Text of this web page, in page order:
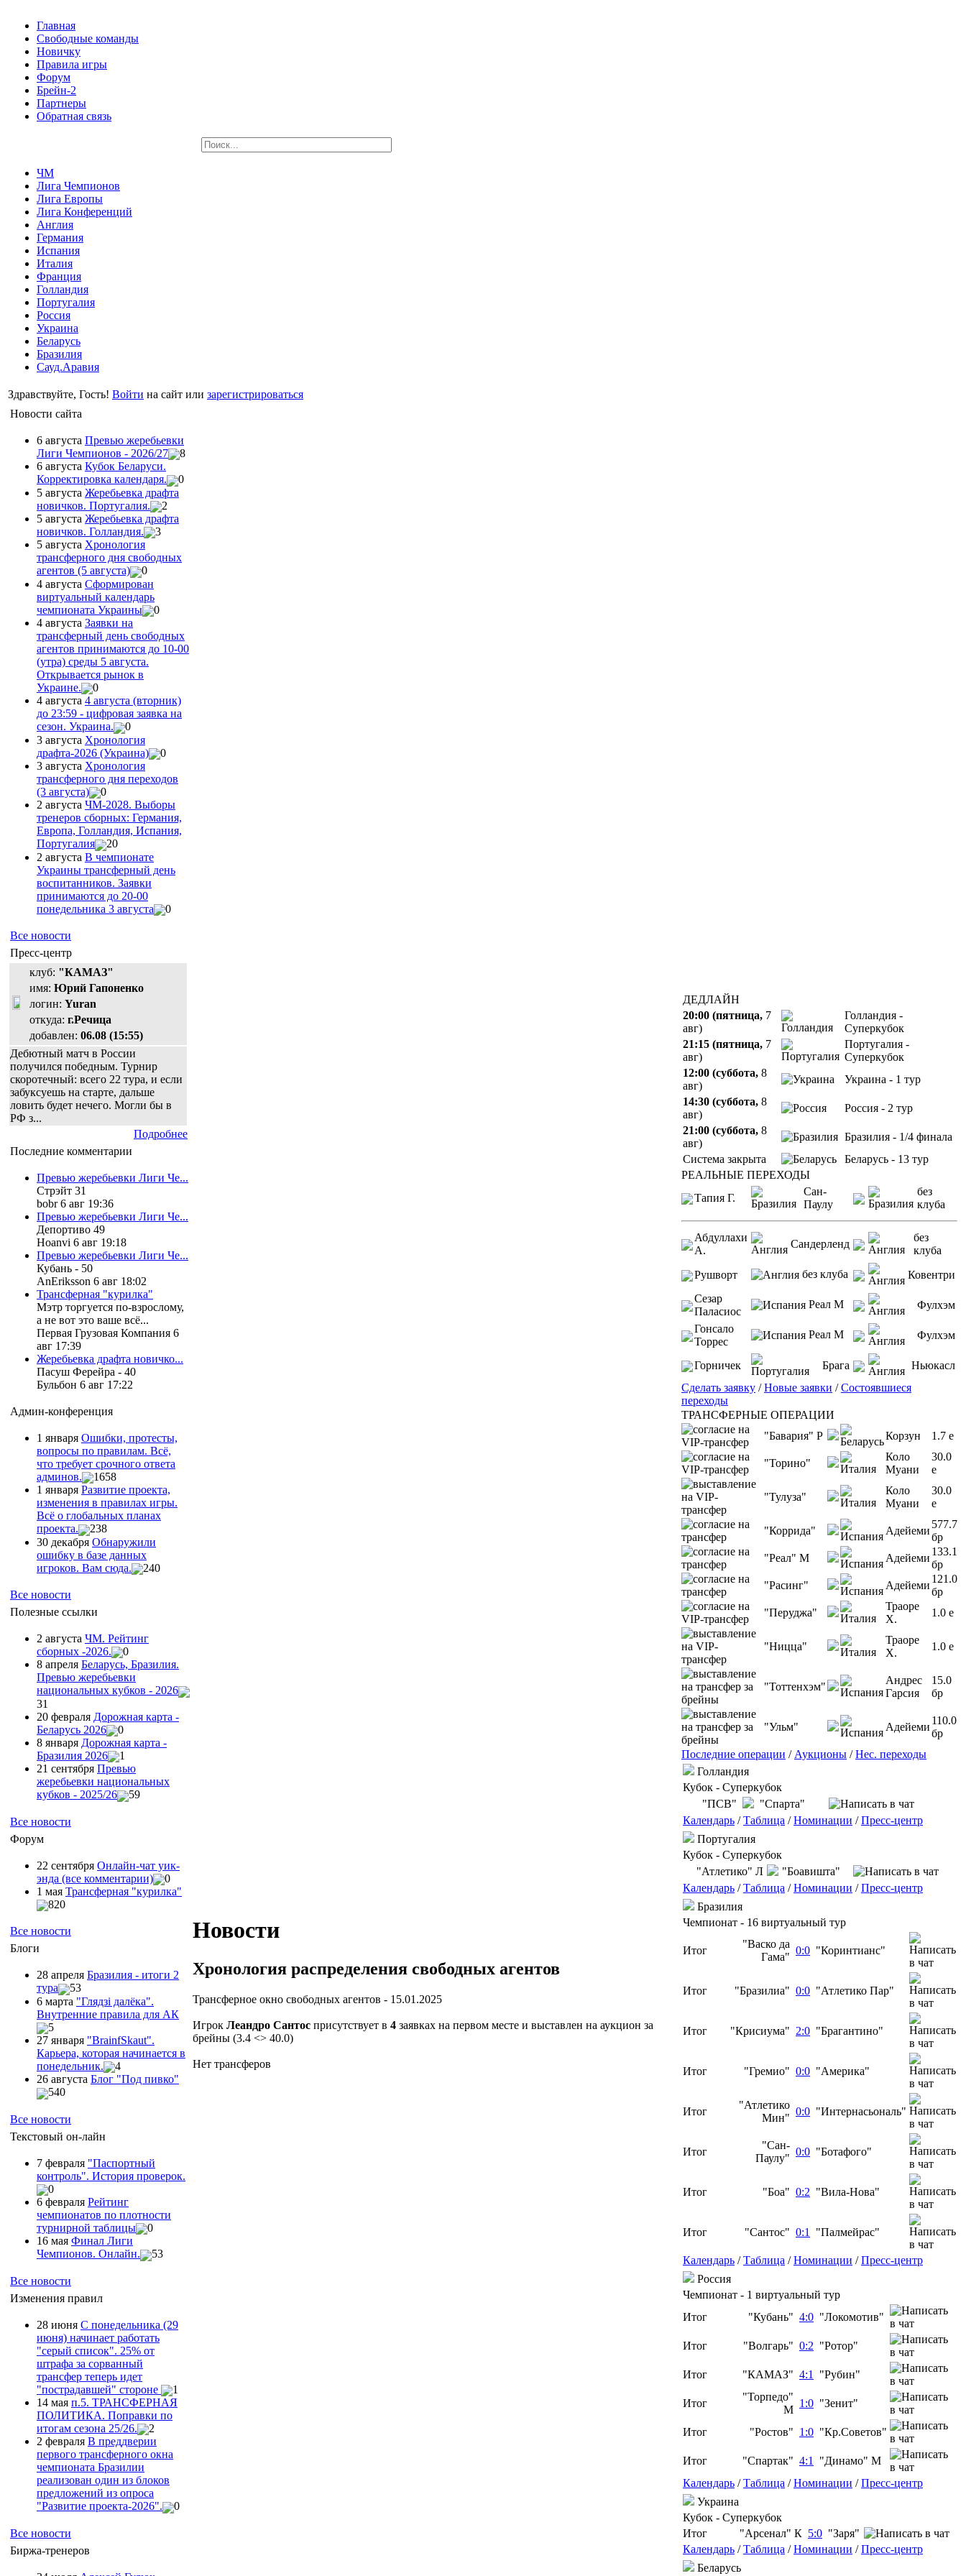
Главная
Свободные команды
Новичку
Правила игры
Форум
Брейн-2
Партнеры
Обратная связь
ЧМ
Лига Чемпионов
Лига Европы
Лига Конференций
Англия
Германия
Испания
Италия
Франция
Голландия
Португалия
Россия
Украина
Беларусь
Бразилия
Сауд.Аравия
Здравствуйте, Гость! Войти на сайт или зарегистрироваться
Новости сайта
6 августа Превью жеребьевки
Лиги Чемпионов - 2026/27
8
6 августа Кубок Беларуси.
Корректировка календаря.
0
5 августа Жеребьевка драфта
новичков. Португалия.
2
5 августа Жеребьевка драфта
новичков. Голландия.
3
5 августа Хронология
трансферного дня свободных
агентов (5 августа)
0
4 августа Сформирован
виртуальный календарь
чемпионата Украины
0
4 августа Заявки на
трансферный день свободных
агентов принимаются до 10-00
(утра) среды 5 августа.
Открывается рынок в
Украине.
0
4 августа 4 августа (вторник)
до 23:59 - цифровая заявка на
сезон. Украина.
0
3 августа Хронология
драфта-2026 (Украина)
0
3 августа Хронология
трансферного дня переходов
(3 августа)
0
2 августа ЧМ-2028. Выборы
тренеров сборных: Германия,
Европа, Голландия, Испания,
Португалия
20
2 августа В чемпионате
Украины трансферный день
воспитанников. Заявки
принимаются до 20-00
понедельника 3 августа
0
Все новости
Пресс-центр
клуб: "КАМАЗ"
имя: Юрий Гапоненко
логин: Yuran
откуда: г.Речица
добавлен: 06.08 (15:55)
Дебютный матч в России
получился победным. Турнир
скоротечный: всего 22 тура, и если
забуксуешь на старте, дальше
ловить будет нечего. Могли бы в
РФ з...
Подробнее
Последние комментарии
Превью жеребьевки Лиги Че...
Стрэйт 31
bobr 6 авг 19:36
Превью жеребьевки Лиги Че...
Депортиво 49
Hoanvi 6 авг 19:18
Превью жеребьевки Лиги Че...
Кубань - 50
AnEriksson 6 авг 18:02
Трансферная "курилка"
Мэтр торгуется по-взрослому,
а не вот это ваше всё...
Первая Грузовая Компания 6
авг 17:39
Жеребьевка драфта новичко...
Пасуш Ферейра - 40
Бульбон 6 авг 17:22
Админ-конференция
1 января Ошибки, протесты,
вопросы по правилам. Всё,
что требует срочного ответа
админов.
1658
1 января Развитие проекта,
изменения в правилах игры.
Всё о глобальных планах
проекта.
238
30 декабря Обнаружили
ошибку в базе данных
игроков. Вам сюда.
240
Все новости
Полезные ссылки
2 августа ЧМ. Рейтинг
сборных -2026.
0
8 апреля Беларусь, Бразилия.
Превью жеребьевки
национальных кубков - 2026
31
20 февраля Дорожная карта -
Беларусь 2026
0
8 января Дорожная карта -
Бразилия 2026
1
21 сентября Превью
жеребьевки национальных
кубков - 2025/26
59
Все новости
Форум
22 сентября Онлайн-чат уик-
энда (все комментарии)
0
1 мая Трансферная "курилка"
820
Все новости
Блоги
28 апреля Бразилия - итоги 2
тура
53
6 марта "Глядзi далёка".
Внутренние правила для АК
5
27 января "ВrainfSkaut".
Карьера, которая начинается в
понедельник.
4
26 августа Блог "Под пивко"
540
Все новости
Текстовый он-лайн
7 февраля "Паспортный
контроль". История проверок.
0
6 февраля Рейтинг
чемпионатов по плотности
турнирной таблицы
0
16 мая Финал Лиги
Чемпионов. Онлайн.
53
Все новости
Изменения правил
28 июня С понедельника (29
июня) начинает работать
"серый список". 25% от
штрафа за сорванный
трансфер теперь идет
"пострадавшей" стороне
1
14 мая п.5. ТРАНСФЕРНАЯ
ПОЛИТИКА. Поправки по
итогам сезона 25/26.
2
2 февраля В преддверии
первого трансферного окна
чемпионата Бразилии
реализован один из блоков
предложений из опроса
"Развитие проекта-2026".
0
Все новости
Биржа-тренеров
Новости
Хронология распределения свободных агентов
Трансферное окно свободных агентов - 15.01.2025
Игрок Леандро Сантос присутствует в 4 заявках на первом месте и выставлен на аукцион за
брейны (3.4 <> 40.0)
Нет трансферов
ДЕДЛАЙН
20:00 (пятница, 7
авг)
Голландия -
Суперкубок
21:15 (пятница, 7
авг)
Португалия -
Суперкубок
12:00 (суббота, 8
авг)
Украина - 1 тур
14:30 (суббота, 8
авг)
Россия - 2 тур
21:00 (суббота, 8
авг)
Бразилия - 1/4 финала
Система закрыта
Беларусь - 13 тур
РЕАЛЬНЫЕ ПЕРЕХОДЫ
Тапия Г.
Сан-
Паулу
без
клуба
Абдуллахи
А.
Сандерленд
без
клуба
Рушворт
без клуба
Ковентри
Сезар
Паласиос
Реал М
Фулхэм
Гонсало
Торрес
Реал М Фулхэм
Горничек Брага
Ньюкасл
Сделать заявку /Новые заявки /Состоявшиеся
переходы
ТРАНСФЕРНЫЕ ОПЕРАЦИИ
"Бавария" Р
Корзун 1.7 e
"Торино"
Коло
Муани
30.0
e
"Тулуза"
Коло
Муани
30.0
e
"Коррида" Адейеми
577.7
бр
"Реал" М
Адейеми
133.1
бр
"Расинг"
Адейеми
121.0
бр
"Перуджа"
Траоре
Х.
1.0 e
"Ницца"
Траоре
Х.
1.0 e
"Тоттенхэм"
Андрес
Гарсия
15.0
бр
"Ульм" Адейеми
110.0
бр
Последние операции / Аукционы /Нес. переходы
Голландия
Кубок - Суперкубок
"ПСВ"
"Спарта"
Календарь /Таблица /Номинации /Пресс-центр
Португалия
Кубок - Суперкубок
"Атлетико" Л
"Боавишта"
Календарь /Таблица /Номинации /Пресс-центр
Бразилия
Чемпионат - 16 виртуальный тур
Итог
"Васко да
Гама"
0:0 "Коринтианс"
Итог "Бразилиа" 0:0 "Атлетико Пар"
Итог "Крисиума" 2:0 "Брагантино"
Итог "Гремио" 0:0 "Америка"
Итог
"Атлетико
Мин"
0:0 "Интернасьональ"
Итог
"Сан-
Паулу"
0:0 "Ботафого"
Итог "Боа" 0:2 "Вила-Нова"
Итог "Сантос" 0:1 "Палмейрас"
Календарь /Таблица /Номинации /Пресс-центр
Россия
Чемпионат - 1 виртуальный тур
Итог
"Кубань" 4:0 "Локомотив"
Итог "Волгарь" 0:2 "Ротор"
Итог "КАМАЗ" 4:1 "Рубин"
Итог
"Торпедо"
М
1:0 "Зенит"
Итог "Ростов" 1:0 "Кр.Советов"
Итог "Спартак" 4:1
"Динамо" М
Календарь /Таблица /Номинации /Пресс-центр
Украина
Кубок - Суперкубок
Итог
"Арсенал" К 5:0 "Заря"
Календарь /Таблица /Номинации /Пресс-центр
Беларусь